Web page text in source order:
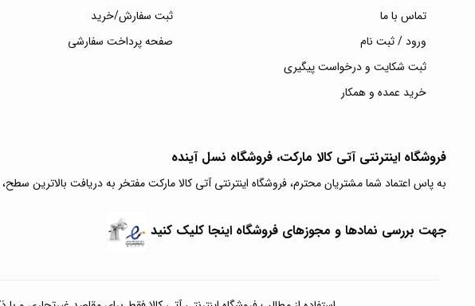
تماس با ما
ورود / ثبت نام
ثبت شکایت و درخواست پیگیری
خرید عمده و همکار
ثبت سفارش/خرید
صفحه پرداخت سفارشی
فروشگاه اینترنتی آتی‌ کالا مارکت، فروشگاه نسل آینده
به پاس اعتماد شما مشتریان محترم، فروشگاه اینترنتی آتی کالا مارکت مفتخر به دریافت بالاترین
جهت بررسی نمادها و مجوزهای فروشگاه اینجا کلیک کنید